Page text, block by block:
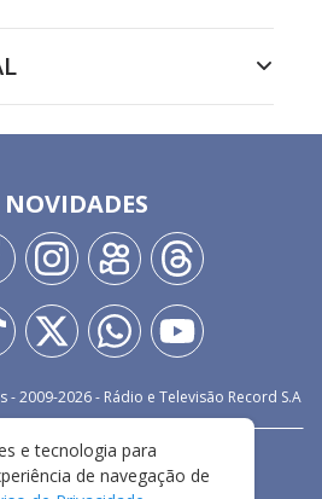
NOVIDADES
- 2009-2026- Rádio e Televisão Record S.A
CONOSCO
PRIVACIDADE
E CONDIÇÕES DE USO
e tecnologia para
de navegação de